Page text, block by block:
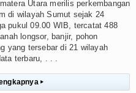
Utara merilis perkembangan
di wilayah Sumut sejak 24
pukul 09.00 WIB, tercatat 488
longsor, banjir, pohon
yang tersebar di 21 wilayah
terbaru, . . .
▸